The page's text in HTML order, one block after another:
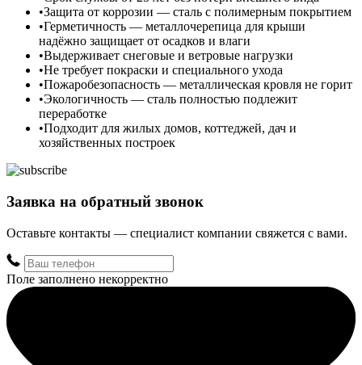
Защита от коррозии — сталь с полимерным покрытием
Герметичность — металлочерепица для крыши
надёжно защищает от осадков и влаги
Выдерживает снеговые и ветровые нагрузки
Не требует покраски и специального ухода
Пожаробезопасность — металлическая кровля не горит
Экологичность — сталь полностью подлежит
переработке
Подходит для жилых домов, коттеджей, дач и
хозяйственных построек
Заявка на обратный звонок
Оставьте контакты — специалист компании свяжется с вами.
Поле заполнено некорректно